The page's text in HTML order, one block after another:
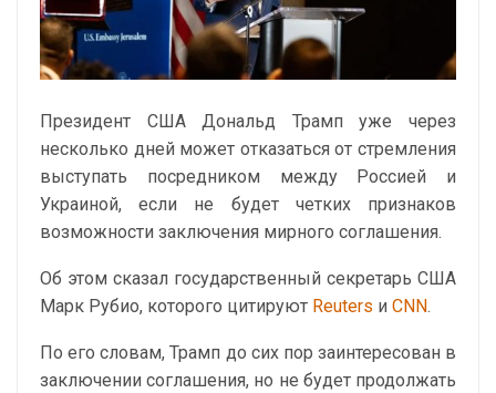
Президент США Дональд Трамп уже через
несколько дней может отказаться от стремления
выступать посредником между Россией и
Украиной, если не будет четких признаков
возможности заключения мирного соглашения.
Об этом сказал государственный секретарь США
Марк Рубио, которого цитируют Reuters и CNN.
По его словам, Трамп до сих пор заинтересован в
заключении соглашения, но не будет продолжать